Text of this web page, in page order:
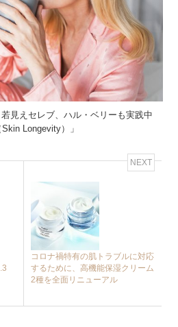
見えセレブ、ハル・ベリーも実践中
Longevity）」
NEXT
コロナ禍特有の肌トラブルに対応
するために、高機能保湿クリーム
2種を全面リニューアル